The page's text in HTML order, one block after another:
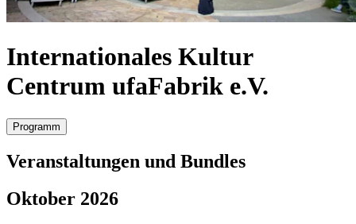
Internationales Kultur
Centrum ufaFabrik e.V.
Programm
Veranstaltungen und Bundles
Oktober 2026